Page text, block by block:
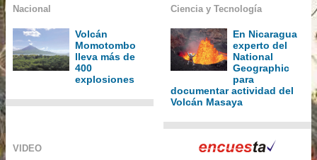
Nacional
Volcán
Momotombo
lleva más de
400
explosiones
Ciencia y Tecnología
En Nicaragua
experto del
National
Geographic
para
documentar actividad del
Volcán Masaya
VIDEO